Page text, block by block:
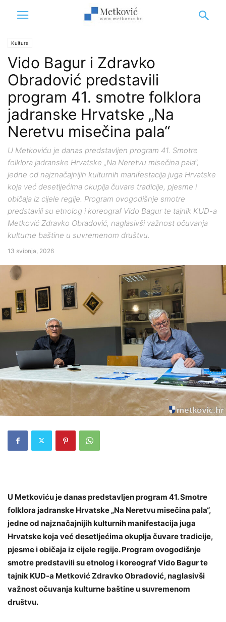
Kultura
Vido Bagur i Zdravko
Obradović predstavili
program 41. smotre folklora
jadranske Hrvatske „Na
Neretvu misečina pala“
U Metkoviću je danas predstavljen program 41. Smotre
folklora jadranske Hrvatske „Na Neretvu misečina pala“,
jedne od najznačajnijih kulturnih manifestacija juga Hrvatske
koja već desetljećima okuplja čuvare tradicije, pjesme i
običaja iz cijele regije. Program ovogodišnje smotre
predstavili su etnolog i koreograf Vido Bagur te tajnik KUD-a
Metković Zdravko Obradović, naglasivši važnost očuvanja
kulturne baštine u suvremenom društvu.
13 svibnja, 2026
U Metkoviću je danas predstavljen program 41. Smotre
folklora jadranske Hrvatske „Na Neretvu misečina pala“,
jedne od najznačajnijih kulturnih manifestacija juga
Hrvatske koja već desetljećima okuplja čuvare tradicije,
pjesme i običaja iz cijele regije. Program ovogodišnje
smotre predstavili su etnolog i koreografVido Bagurte
tajnik KUD-a Metković Zdravko Obradović, naglasivši
važnost očuvanja kulturne baštine u suvremenom
društvu.